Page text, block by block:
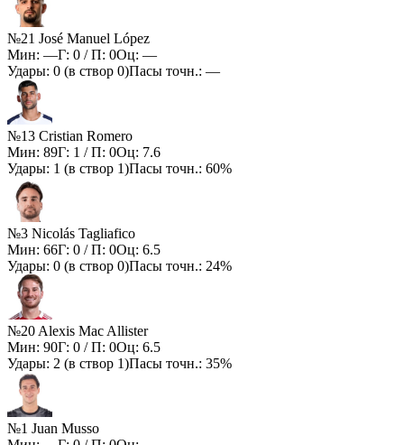
№21 José Manuel López
Мин: —Г: 0 / П: 0Оц: —
Удары: 0 (в створ 0)Пасы точн.: —
№13 Cristian Romero
Мин: 89Г: 1 / П: 0Оц: 7.6
Удары: 1 (в створ 1)Пасы точн.: 60%
№3 Nicolás Tagliafico
Мин: 66Г: 0 / П: 0Оц: 6.5
Удары: 0 (в створ 0)Пасы точн.: 24%
№20 Alexis Mac Allister
Мин: 90Г: 0 / П: 0Оц: 6.5
Удары: 2 (в створ 1)Пасы точн.: 35%
№1 Juan Musso